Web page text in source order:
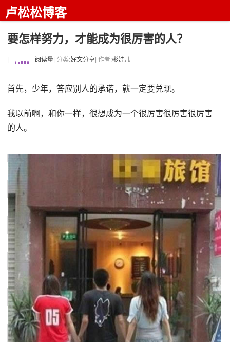
卢松松博客
要怎样努力，才能成为很厉害的人？
阅读量 | 分类:好文分享 | 作者:彬娃儿
首先，少年，答应别人的承诺，就一定要兑现。
我以前啊，和你一样，很想成为一个很厉害很厉害很厉害
的人。